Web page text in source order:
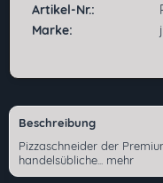
Artikel-Nr.:
Marke:
Beschreibung
Pizzaschneider der
handelsübliche...
mehr